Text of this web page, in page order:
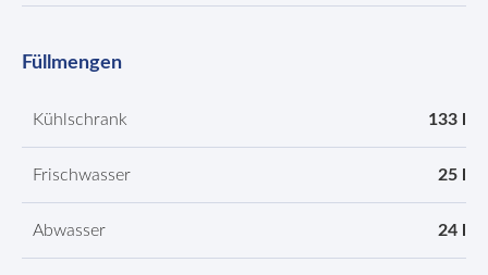
Füllmengen
Kühlschrank 133 l
Frischwasser 25 l
Abwasser 24 l